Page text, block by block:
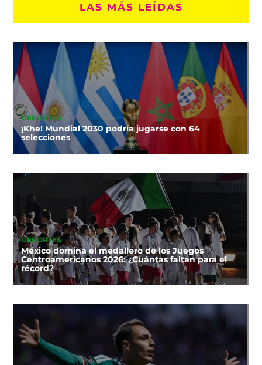
LAS MÁS LEÍDAS
DEPORTES
¡Khe! Mundial 2030 podría jugarse con 64
selecciones
DEPORTES
México domina el medallero de los Juegos
Centroamericanos 2026: ¿Cuántas faltan para el
récord?